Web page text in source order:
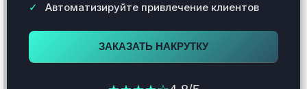
Автоматизируйте привлечение клиентов
ЗАКАЗАТЬ НАКРУТКУ